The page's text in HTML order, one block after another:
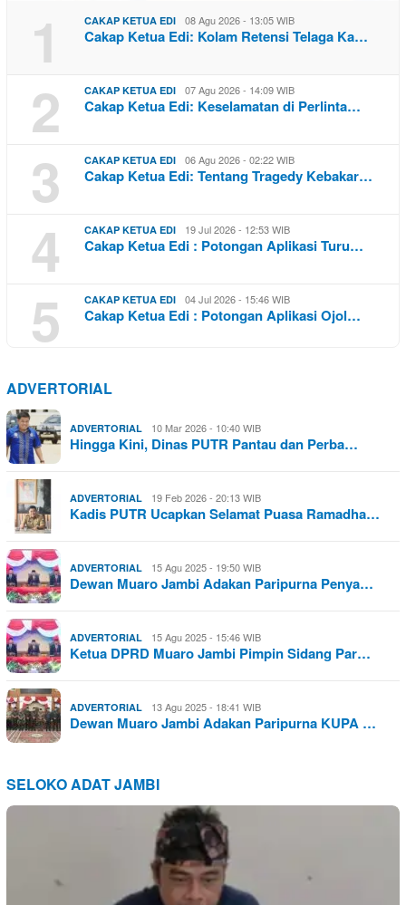
1 CAKAP KETUA EDI 08 Agu 2026 - 13:05 WIB
Cakap Ketua Edi: Kolam Retensi Telaga Ka…
2 CAKAP KETUA EDI 07 Agu 2026 - 14:09 WIB
Cakap Ketua Edi: Keselamatan di Perlinta…
3 CAKAP KETUA EDI 06 Agu 2026 - 02:22 WIB
Cakap Ketua Edi: Tentang Tragedy Kebakar…
4 CAKAP KETUA EDI 19 Jul 2026 - 12:53 WIB
Cakap Ketua Edi : Potongan Aplikasi Turu…
5 CAKAP KETUA EDI 04 Jul 2026 - 15:46 WIB
Cakap Ketua Edi : Potongan Aplikasi Ojol…
ADVERTORIAL
ADVERTORIAL 10 Mar 2026 - 10:40 WIB
Hingga Kini, Dinas PUTR Pantau dan Perba…
ADVERTORIAL 19 Feb 2026 - 20:13 WIB
Kadis PUTR Ucapkan Selamat Puasa Ramadha…
ADVERTORIAL 15 Agu 2025 - 19:50 WIB
Dewan Muaro Jambi Adakan Paripurna Penya…
ADVERTORIAL 15 Agu 2025 - 15:46 WIB
Ketua DPRD Muaro Jambi Pimpin Sidang Par…
ADVERTORIAL 13 Agu 2025 - 18:41 WIB
Dewan Muaro Jambi Adakan Paripurna KUPA …
SELOKO ADAT JAMBI